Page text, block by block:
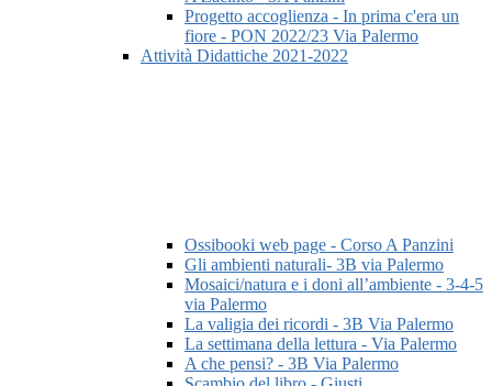
Progetto accoglienza - In prima c'era un
fiore - PON 2022/23 Via Palermo
Attività Didattiche 2021-2022
Ossibooki web page - Corso A Panzini
Gli ambienti naturali- 3B via Palermo
Mosaici/natura e i doni all’ambiente - 3-4-5
via Palermo
La valigia dei ricordi - 3B Via Palermo
La settimana della lettura - Via Palermo
A che pensi? - 3B Via Palermo